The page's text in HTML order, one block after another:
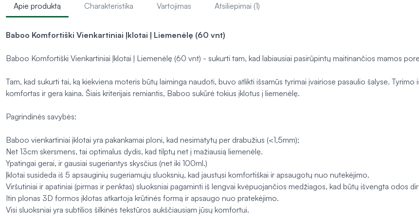
Apie produktą Charakteristika Vartojimas Atsiliepimai (1)
Baboo Komfortiški Vienkartiniai Įklotai Į Liemenėlę (60 vnt)
Baboo Komfortiški Vienkartiniai Įklotai Į Liemenėlę (60 vnt) - sukurti tam, kad labiausiai pasirūpintų maitinančios mamos
Tam, kad sukurti tai, ką kiekviena moteris būtų laiminga naudoti, buvo atlikti išsamūs tyrimai įvairiose pasaulio šalyse.
komfortas ir gera kaina. Šiais kriterijais remiantis, Baboo sukūrė tokius įklotus į liemenėlę.
Pagrindinės savybės:
Baboo vienkartiniai įklotai yra pakankamai ploni, kad nesimatytų per drabužius (<1,5mm);
Net 13cm skersmens, tai optimalus dydis, kad tilptų net į mažiausią liemenėlę.
Ypatingai gerai, ir gausiai sugeriantys skysčius (net iki 100ml.)
Įklotai susideda iš 5 apsauginių sugeriamųjų sluoksnių, kad jaustųsi komfortiškai ir apsaugotų nuo nutekėjimo.
Viršutiniai ir apatiniai (pirmas ir penktas) sluoksniai pagaminti iš lengvai kvėpuojančios medžiagos, kad būtų išvengta odos
Itin plonas 3D formos įklotas atkartoja krūtinės formą ir apsaugo nuo pratekėjimo.
Visi sluoksniai yra subtilios šilkinės tekstūros aukščiausiam jūsų komfortui.